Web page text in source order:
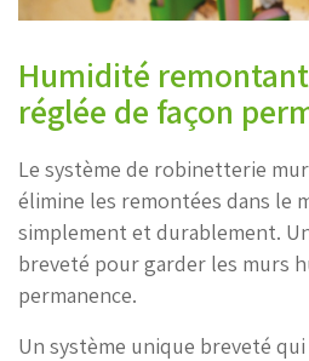
Humidité
réglée de façon
Le système de robinetterie
élimine les remontées dans le
simplement et durablement.
breveté pour garder les murs
permanence.
Un système unique breveté